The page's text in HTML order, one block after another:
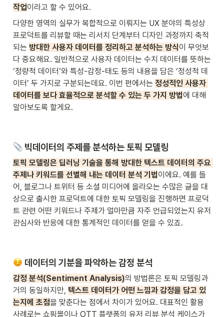
작업이라고 할 수 있어요.
다양한 영역의 실무가 복합적으로 이뤄지는 UX 분야의 특성상
프로덕트를 리뷰할 때는 리서치 단계부터 디자인 과정까지 축적
되는 방대한 사용자 데이터를 정리하고 분석하는 방식이 무엇보
다 중요해요. 일반적으로 사용자 데이터는 수치 데이터를 뜻하는
‘정량적 데이터’와 특성-감정-태도 등의 내용을 담은 ‘정성적 데
이터’ 두 가지로 구분되는데요. 이번 편에서는 정성적인 사용자
데이터를 보다 효율적으로 분석할 수 있는 두 가지 방법에 대해
알아보도록 할게요.
빅데이터의 주제를 분석하는 토픽 모델링
토픽 모델링은 딥러닝 기술을 통해 방대한 텍스트 데이터의 주요
주제나 키워드를 선별해 내는 데이터 분석 기법이에요. 예를 들
어, 블로그나 트위터 등 소셜 미디어에 올라오는 수많은 글을 대
상으로 출시한 프로덕트에 대한 토픽 모델링을 진행하면 프로덕
트 관련 어떤 키워드나 주제가 얼마만큼 자주 언급되었는지 유저
관심사와 반응에 대한 통계적인 데이터를 얻을 수 있죠.
데이터의 기분을 파악하는 감정 분석
감정 분석(Sentiment Analysis)의 방법론은 토픽 모델링과
거의 동일하지만, 텍스트 데이터가 어떤 느낌과 감정을 담고 있
는지에 초점을 맞춘다는 점에서 차이가 있어요. 대표적인 활용
사례로는 쇼핑몰이나 OTT 플랫폼의 유저 리뷰 분석 케이스가